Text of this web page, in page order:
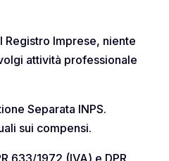
Registro Imprese, niente
attività professionale
Separata INPS.
sui compensi.